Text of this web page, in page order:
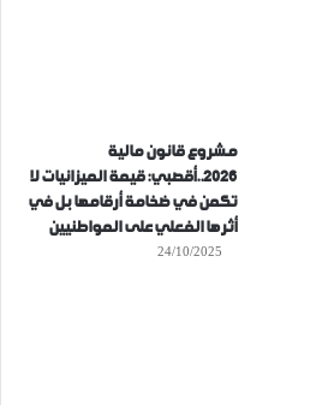
مشروع قانون مالية
2026..أقصبي: قيمة الميزانيات لا
تكمن في ضخامة أرقامها بل في
أثرها الفعلي على المواطنيين
24/10/2025